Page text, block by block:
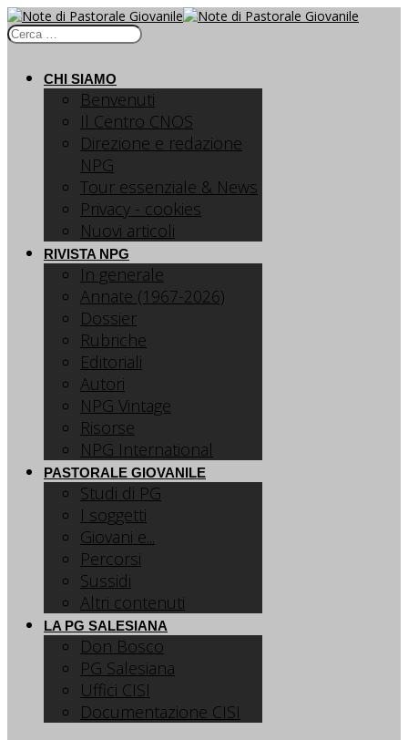
CHI SIAMO
Benvenuti
Il Centro CNOS
Direzione e redazione
NPG
Tour essenziale & News
Privacy - cookies
Nuovi articoli
RIVISTA NPG
In generale
Annate (1967-2026)
Dossier
Rubriche
Editoriali
Autori
NPG Vintage
Risorse
NPG International
PASTORALE GIOVANILE
Studi di PG
I soggetti
Giovani e...
Percorsi
Sussidi
Altri contenuti
LA PG SALESIANA
Don Bosco
PG Salesiana
Uffici CISI
Documentazione CISI